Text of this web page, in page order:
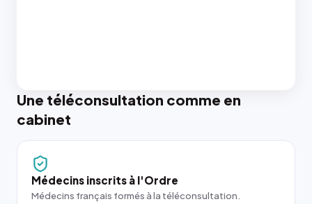
Une téléconsultation comme en
cabinet
Médecins inscrits à l'Ordre
Médecins français formés à la téléconsultation.